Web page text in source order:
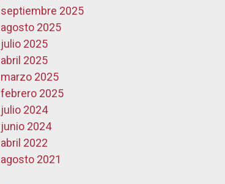
septiembre 2025
agosto 2025
julio 2025
abril 2025
marzo 2025
febrero 2025
julio 2024
junio 2024
abril 2022
agosto 2021